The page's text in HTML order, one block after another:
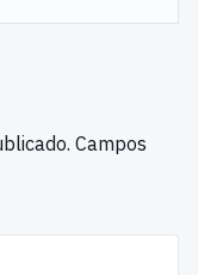
Campos